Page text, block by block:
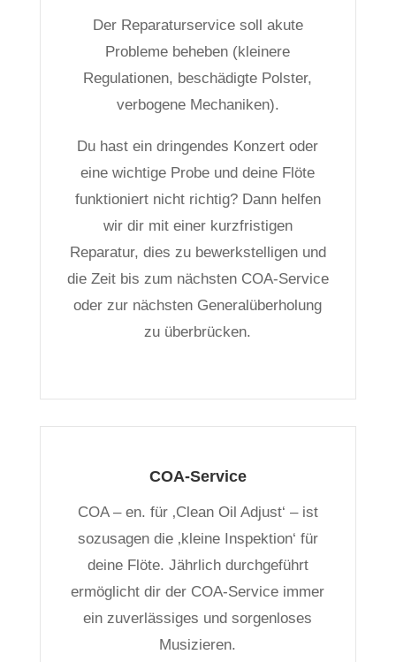
Der Reparaturservice soll akute
Probleme beheben (kleinere
Regulationen, beschädigte Polster,
verbogene Mechaniken).
Du hast ein dringendes Konzert oder
eine wichtige Probe und deine Flöte
funktioniert nicht richtig? Dann helfen
wir dir mit einer kurzfristigen
Reparatur, dies zu bewerkstelligen und
die Zeit bis zum nächsten COA-Service
oder zur nächsten Generalüberholung
zu überbrücken.
COA-Service
COA – en. für ‚Clean Oil Adjust‘ – ist
sozusagen die ‚kleine Inspektion‘ für
deine Flöte. Jährlich durchgeführt
ermöglicht dir der COA-Service immer
ein zuverlässiges und sorgenloses
Musizieren.